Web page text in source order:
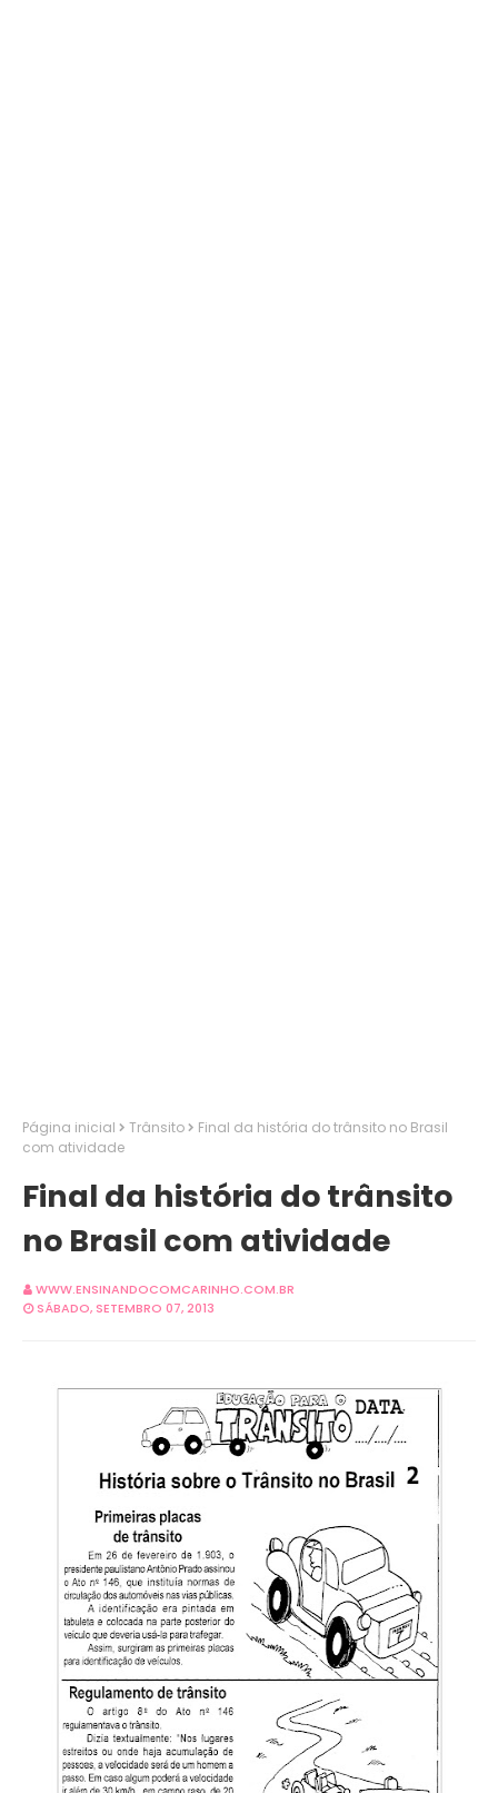
Página inicial Trânsito
Final da história do trânsito no Brasil
com atividade
Final da história do trânsito
no Brasil com atividade
WWW.ENSINANDOCOMCARINHO.COM.BR
SÁBADO, SETEMBRO 07, 2013